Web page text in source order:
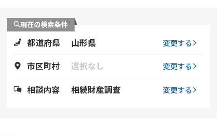
相続人調査
相続登記
現在の検索条件
都道府県 山形県 変更する
市区町村 選択なし 変更する
相談内容 相続財産調査 変更する